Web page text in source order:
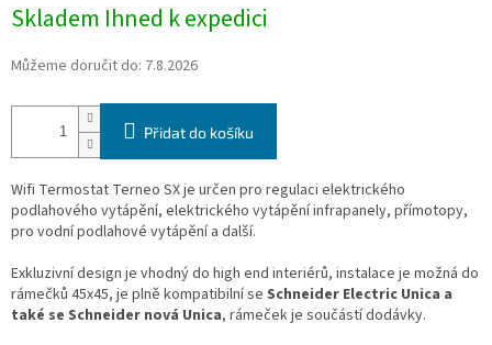
cena:
Skladem Ihned k expedici
Můžeme doručit do: 7.8.2026
Přidat do košíku
Wifi Termostat Terneo SX je určen pro regulaci elektrického
podlahového vytápění, elektrického vytápění infrapanely, přímotopy,
pro vodní podlahové vytápění a další.
Exkluzivní design je vhodný do high end interiérů, instalace je možná do
rámečků 45x45, je plně kompatibilní se Schneider Electric Unica a
také se Schneider nová Unica, rámeček je součástí dodávky.